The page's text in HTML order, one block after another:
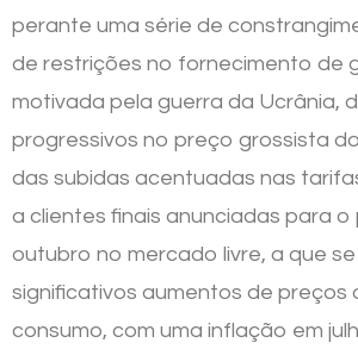
perante uma série de
de restrições no fornecimento de
motivada pela guerra da Ucrânia,
progressivos no preço grossista
das subidas acentuadas nas
a clientes finais anunciadas para o
outubro no mercado livre, a que
significativos aumentos de preços
consumo, com uma inflação em